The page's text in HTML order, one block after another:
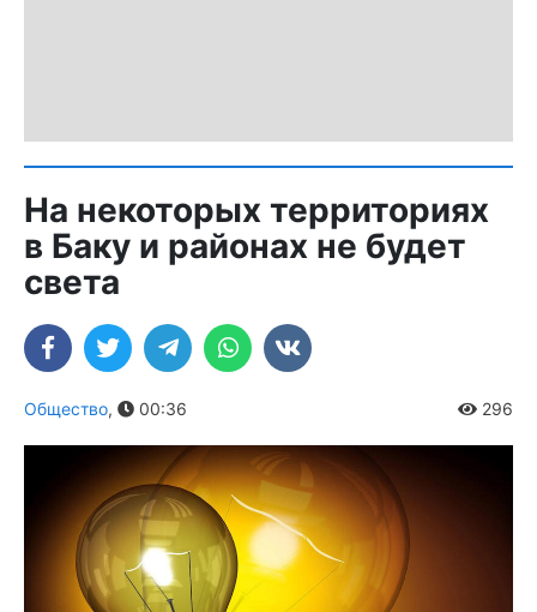
На некоторых территориях
в Баку и районах не будет
света
Общество, 00:36 296